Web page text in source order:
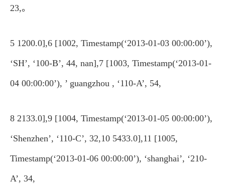
23,。
5 1200.0],6 [1002, Timestamp(‘2013-01-03 00:00:00’),
‘SH’, ‘100-B’, 44, nan],7 [1003, Timestamp(‘2013-01-
04 00:00:00’), ’ guangzhou , ‘110-A’, 54,
8 2133.0],9 [1004, Timestamp(‘2013-01-05 00:00:00’),
‘Shenzhen’, ‘110-C’, 32,10 5433.0],11 [1005,
Timestamp(‘2013-01-06 00:00:00’), ‘shanghai’, ‘210-
A’, 34,